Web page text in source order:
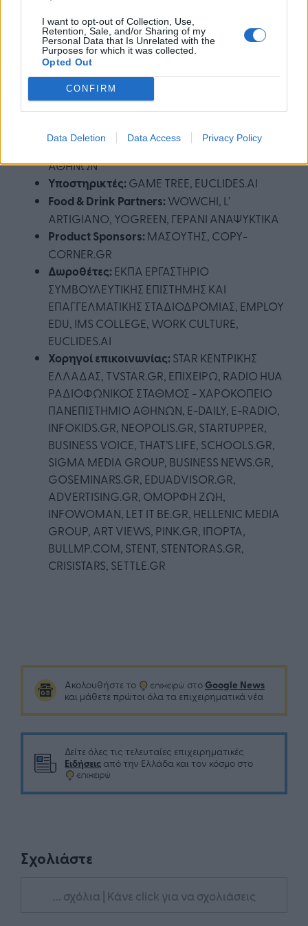
I want to opt-out of Collection, Use,
Retention, Sale, and/or Sharing of my
Personal Data that Is Unrelated with the
Purposes for which it was collected.
Opted Out
CONFIRM
Data Deletion Data Access Privacy Policy
μπορούν να διερευνήσουν, να εμπνευστούν και
να χαράξουν τα επόμενα βήματά τους με
αυτοπεποίθηση.
H διοργάνωση του My Gap Feel & Fill Festival
πραγματοποιήθηκε με την πολύτιμη συμβολή
των:
Χώρος Φιλοξενίας:
ΠΟΛΕΜΙΚΟ ΜΟΥΣΕΙΟ
ΑΘΗΝΩΝ
Υποστηρικτές:GAME TREE, EUCLIDES.AI
Food & Drink Partners:WOWCHI, L’
ARTIGIANO, YOGREEN, ΓΕΡΑΝΙ ΑΝΑΨΥΚΤΙΚΑ
Product Sponsors:ΜΑΣΟΥΤΗΣ, COPY-
CORNER.GR
Δωροθέτες:ΕΚΠΑ EΡΓΑΣΤΗΡΙΟ
ΣΥΜΒΟΥΛΕΥΤΙΚΗΣ ΕΠΙΣΤΗΜΗΣ ΚΑΙ
ΕΠΑΓΓΕΛΜΑΤΙΚΗΣ ΣΤΑΔΙΟΔΡΟΜΙΑΣ, EMPLOY
EDU, IMS COLLEGE, WORK CULTURE,
EUCLIDES.AI
Χορηγοί επικοινωνίας:STAR ΚΕΝΤΡΙΚΗΣ
ΕΛΛΑΔΑΣ, TVSTAR.GR, ΕΠΙΧΕΙΡΩ, RADIO HUA
ΡΑΔΙΟΦΩΝΙΚΟΣ ΣΤΑΘΜΟΣ - ΧΑΡΟΚΟΠΕΙΟ
ΠΑΝΕΠΙΣΤΗΜΙΟ ΑΘΗΝΩΝ, E-DAILY, E-RADIO,
INFOKIDS.GR, NEOPOLIS.GR, STARTUPPER,
BUSINESS VOICE, THAT’S LIFE, SCHOOLS.GR,
SIGMA MEDIA GROUP, BUSINESS NEWS.GR,
GOSEMINARS.GR, EDUADVISOR.GR,
ADVERTISING.GR, ΟΜΟΡΦΗ ΖΩΗ,
INFOWOMAN, LET IT BE.GR, HELLENIC MEDIA
GROUP, ART VIEWS, PINK.GR, IΠΟΡΤΑ,
BULLMP.COM, STENT, STENTORAS.GR,
CRISISTARS, SETTLE.GR
Ακολουθήστε το στο Google News
και μάθετε πρώτοι όλα τα επιχειρηματικά νέα
Δείτε όλες τις τελευταίες επιχειρηματικές
Ειδήσεις από την Ελλάδα και τον κόσμο στο
Σχολιάστε
... σχόλια | Κάνε click για να σχολιάσεις